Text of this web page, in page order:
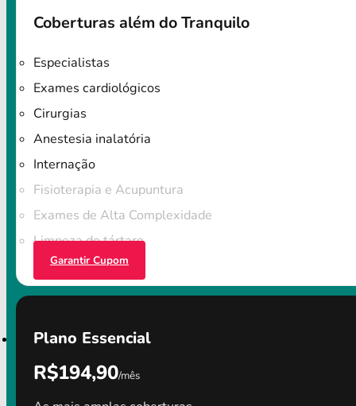
Coberturas além do Tranquilo
Especialistas
Exames cardiológicos
Cirurgias
Anestesia inalatória
Internação
Fisioterapia e Acupuntura
Exames de Alta Complexidade
Limpeza do tártaro
Garantir Cupom
Plano Essencial
R$194,90/mês